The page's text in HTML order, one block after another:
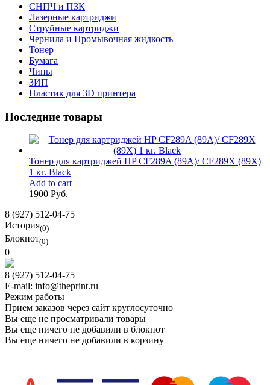
СНПЧ и ПЗК
Лазерные картриджи
Струйные картриджи
Чернила и Промывочная жидкость
Тонер
Бумага
Чипы
ЗИП
Пластик для 3D принтера
Последние товары
Тонер для картриджей HP CF289A (89A)/ CF289X (89X)
1 кг. Black
Add to cart
1900 Руб.
8 (927) 512-04-75
История(0)
Блокнот(0)
0
8 (927) 512-04-75
E-mail: info@theprint.ru
Режим работы
Прием заказов через сайт круглосуточно
Вы еще не просматривали товары
Вы еще ничего не добавили в блокнот
Вы еще ничего не добавили в корзину